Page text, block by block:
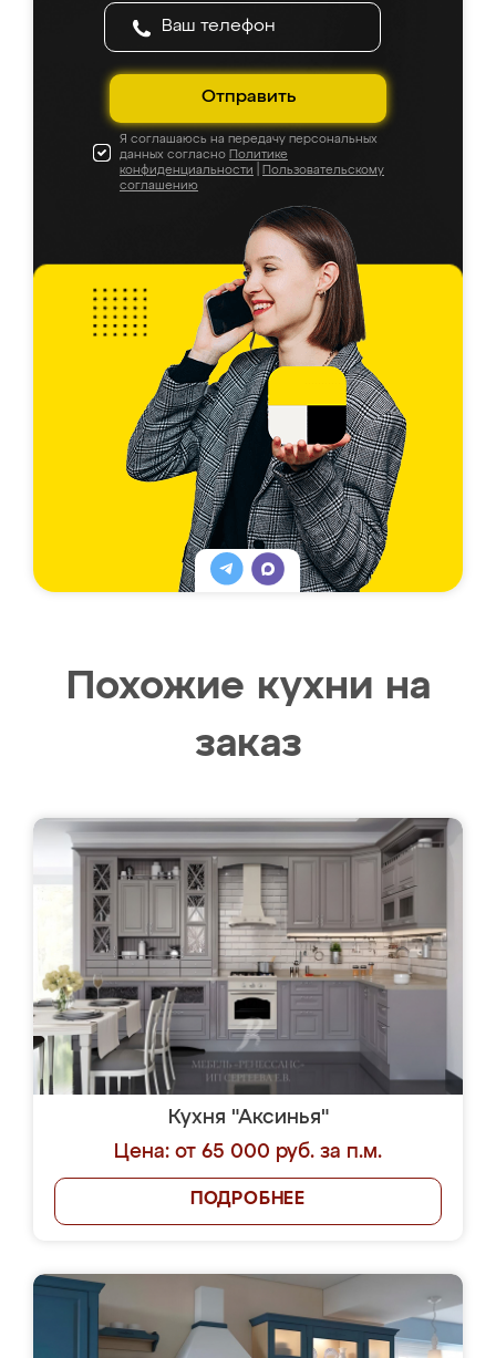
Отправить
Я соглашаюсь на передачу персональных
данных согласно Политике
конфиденциальности
Пользовательскому
соглашению
Похожие кухни на
заказ
Кухня "Аксинья"
Цена: от 65 000 руб. за п.м.
ПОДРОБНЕЕ